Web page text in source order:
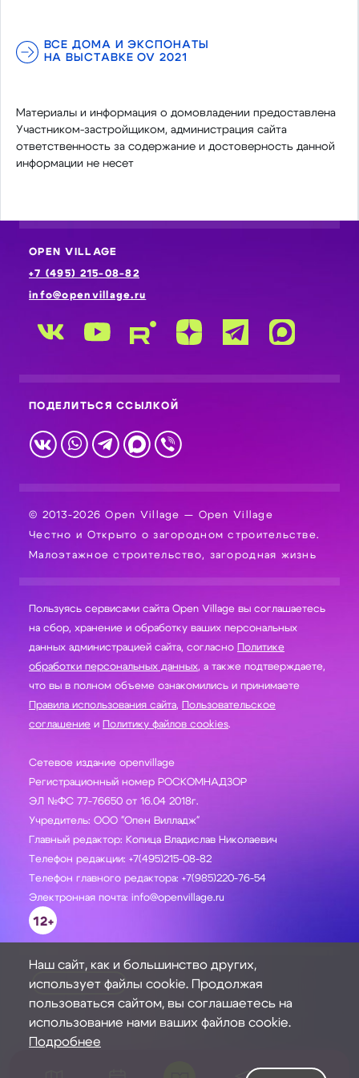
ВСЕ ДОМА И ЭКСПОНАТЫ
НА ВЫСТАВКЕ OV 2021
Материалы и информация о домовладении предоставлена
Участником-застройщиком, администрация сайта
ответственность за содержание и достоверность данной
информации не несет
OPEN VILLAGE
+7 (495) 215-08-82
info@openvillage.ru
ПОДЕЛИТЬСЯ ССЫЛКОЙ
© 2013-2026 Open Village — Open Village
Честно и Открыто о загородном строительстве.
Малоэтажное строительство, загородная жизнь
Пользуясь сервисами сайта Open Village вы соглашаетесь
на сбор, хранение и обработку ваших персональных
данных администрацией сайта, согласно
Политике
обработки персональных данных, а также подтверждаете,
что вы в полном объеме ознакомились и принимаете
Правила использования сайта,
Пользовательское
соглашение и Политику файлов cookies.
Сетевое издание openvillage
Регистрационный номер РОСКОМНАДЗОР
ЭЛ №ФС 77-76650 от 16.04 2018г.
Учредитель: ООО "Опен Вилладж"
Главный редактор: Копица Владислав Николаевич
Телефон редакции: +7(495)215-08-82
Телефон главного редактора: +7(985)220-76-54
Электронная почта: info@openvillage.ru
12+
ЗАДАТЬ ВОПРОС
Наш сайт, как и большинство других,
использует файлы cookie. Продолжая
пользоваться сайтом, вы соглашаетесь на
использование нами ваших файлов cookie.
Подробнее